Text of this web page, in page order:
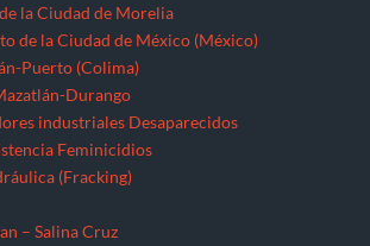
la Ciudad de Morelia
de la Ciudad de México (México)
Puerto (Colima)
Durango
industriales Desaparecidos
Feminicidios
(Fracking)
– Salina Cruz